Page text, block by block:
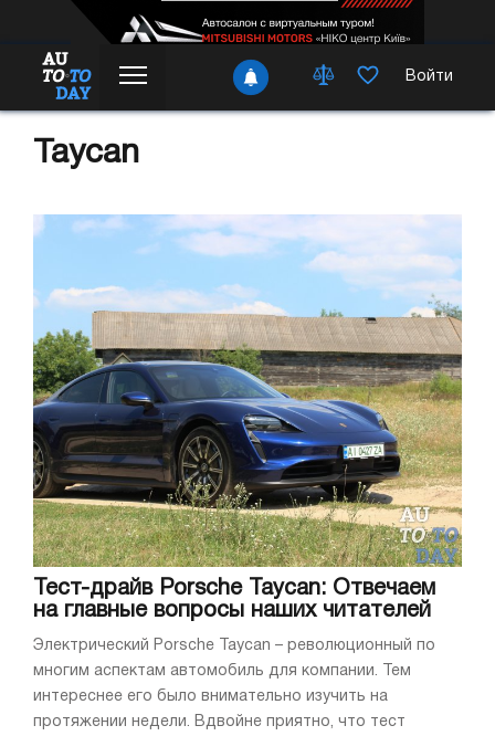
Войти
Taycan
Тест-драйв Porsche Taycan: Отвечаем
на главные вопросы наших читателей
Электрический Porsche Taycan – революционный по
многим аспектам автомобиль для компании. Тем
интереснее его было внимательно изучить на
протяжении недели. Вдвойне приятно, что тест